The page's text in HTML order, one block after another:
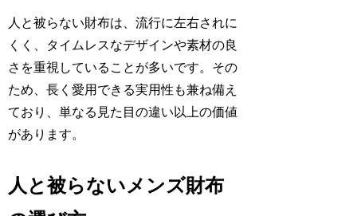
人と被らない財布は、流行に左右されに
くく、タイムレスなデザインや素材の良
さを重視していることが多いです。その
ため、長く愛用できる実用性も兼ね備え
ており、単なる見た目の違い以上の価値
があります。
人と被らないメンズ財布